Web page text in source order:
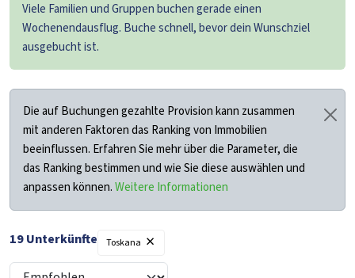
Viele Familien und Gruppen buchen gerade einen
Wochenendausflug. Buche schnell, bevor dein Wunschziel
ausgebucht ist.
Die auf Buchungen gezahlte Provision kann zusammen
mit anderen Faktoren das Ranking von Immobilien
beeinflussen. Erfahren Sie mehr über die Parameter, die
das Ranking bestimmen und wie Sie diese auswählen und
anpassen können.Weitere Informationen
19Unterkünfte Toskana ×